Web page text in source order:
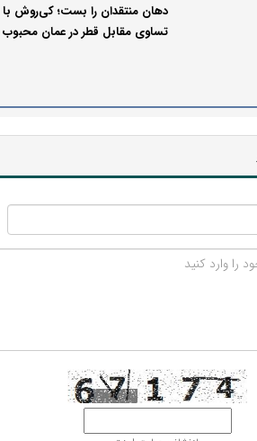
دهان منتقدان را بست؛ کی‌روش با
تساوی مقابل قطر در عمان محبوب